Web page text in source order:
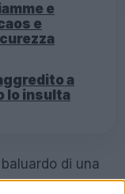
e
e
a
lo insulta
di una
periferie siano